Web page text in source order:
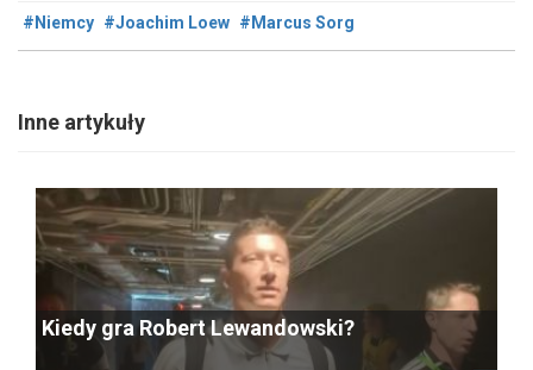
#Niemcy #Joachim Loew #Marcus Sorg
Inne artykuły
Kiedy gra Robert Lewandowski?